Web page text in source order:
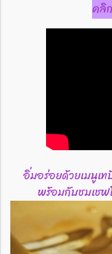
คลิ
อิ่มอร่อยด้วยเมนูเ
พร้อมกับชมเชฟ